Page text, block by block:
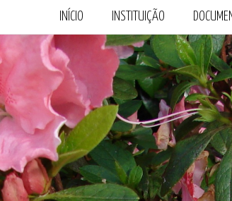
INÍCIO INSTITUIÇÃO